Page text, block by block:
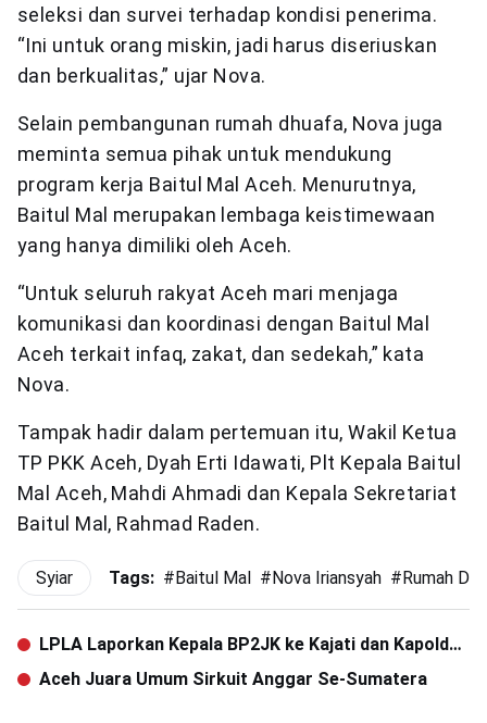
seleksi dan survei terhadap kondisi penerima.
“Ini untuk orang miskin, jadi harus diseriuskan
dan berkualitas,” ujar Nova.
Selain pembangunan rumah dhuafa, Nova juga
meminta semua pihak untuk mendukung
program kerja Baitul Mal Aceh. Menurutnya,
Baitul Mal merupakan lembaga keistimewaan
yang hanya dimiliki oleh Aceh.
“Untuk seluruh rakyat Aceh mari menjaga
komunikasi dan koordinasi dengan Baitul Mal
Aceh terkait infaq, zakat, dan sedekah,” kata
Nova.
Tampak hadir dalam pertemuan itu, Wakil Ketua
TP PKK Aceh, Dyah Erti Idawati, Plt Kepala Baitul
Mal Aceh, Mahdi Ahmadi dan Kepala Sekretariat
Baitul Mal, Rahmad Raden.
Syiar Tags: #Baitul Mal #Nova Iriansyah #Rumah
LPLA Laporkan Kepala BP2JK ke Kajati dan Kapolda
Aceh
Aceh Juara Umum Sirkuit Anggar Se-Sumatera